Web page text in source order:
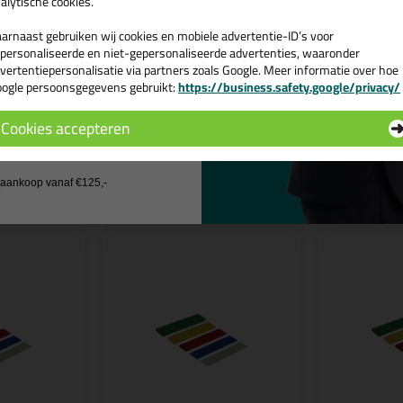
Glasblokjes 20mm breed - 100
Glasblokjes
20mm
gebruiken wij cookies en mobiele advertentie-ID’s voor
en niet-gepersonaliseerde advertenties, waaronder
via partners zoals Google. Meer informatie over hoe
persoonsgegevens gebruikt:https://business.safety.google/privacy/
Cookies accepteren
de actiecode ›
geen cadeau
vanaf €125,-